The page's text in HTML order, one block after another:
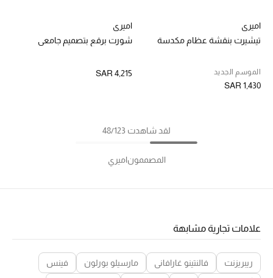
اميري
تيشيرت بنقشة عظام مكدسة
الموسم الجديد
SAR 1,430
اميري
شورت برقع بتصميم جامعي
SAR 4,215
لقد شاهدت 48/123
المصمموناميري
علامات تجارية مشابهة
ريبريزنت فالنتينو غارافاني مارسيلو بورلون فينس